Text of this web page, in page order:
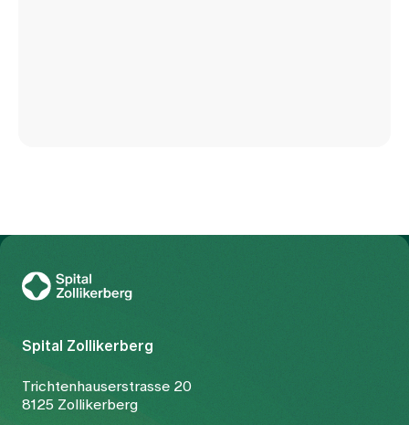
Spital Zollikerberg
Trichtenhauserstrasse 20
8125 Zollikerberg